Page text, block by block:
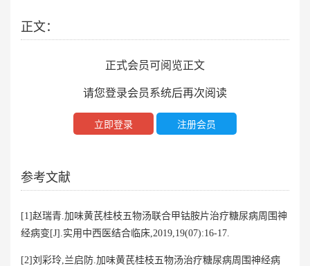
正文：
正式会员可阅览正文
请您登录会员系统后再次阅读
立即登录 注册会员
参考文献
[1]赵瑞青.加味黄芪桂枝五物汤联合甲钴胺片治疗糖尿病周围神
经病变[J].实用中西医结合临床,2019,19(07):16-17.
[2]刘彩玲,兰启防.加味黄芪桂枝五物汤治疗糖尿病周围神经病